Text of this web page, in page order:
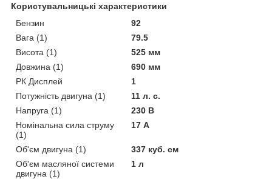
Користувальницькі характеристики
Бензин
92
Вага (1)
79.5
Висота (1)
525 мм
Довжина (1)
690 мм
РК Дисплей
1
Потужність двигуна (1)
11 л. с.
Напруга (1)
230 В
Номінальна сила струму
(1)
17 А
Об'єм двигуна (1)
337 куб. см
Об'єм масляної системи
двигуна (1)
1 л